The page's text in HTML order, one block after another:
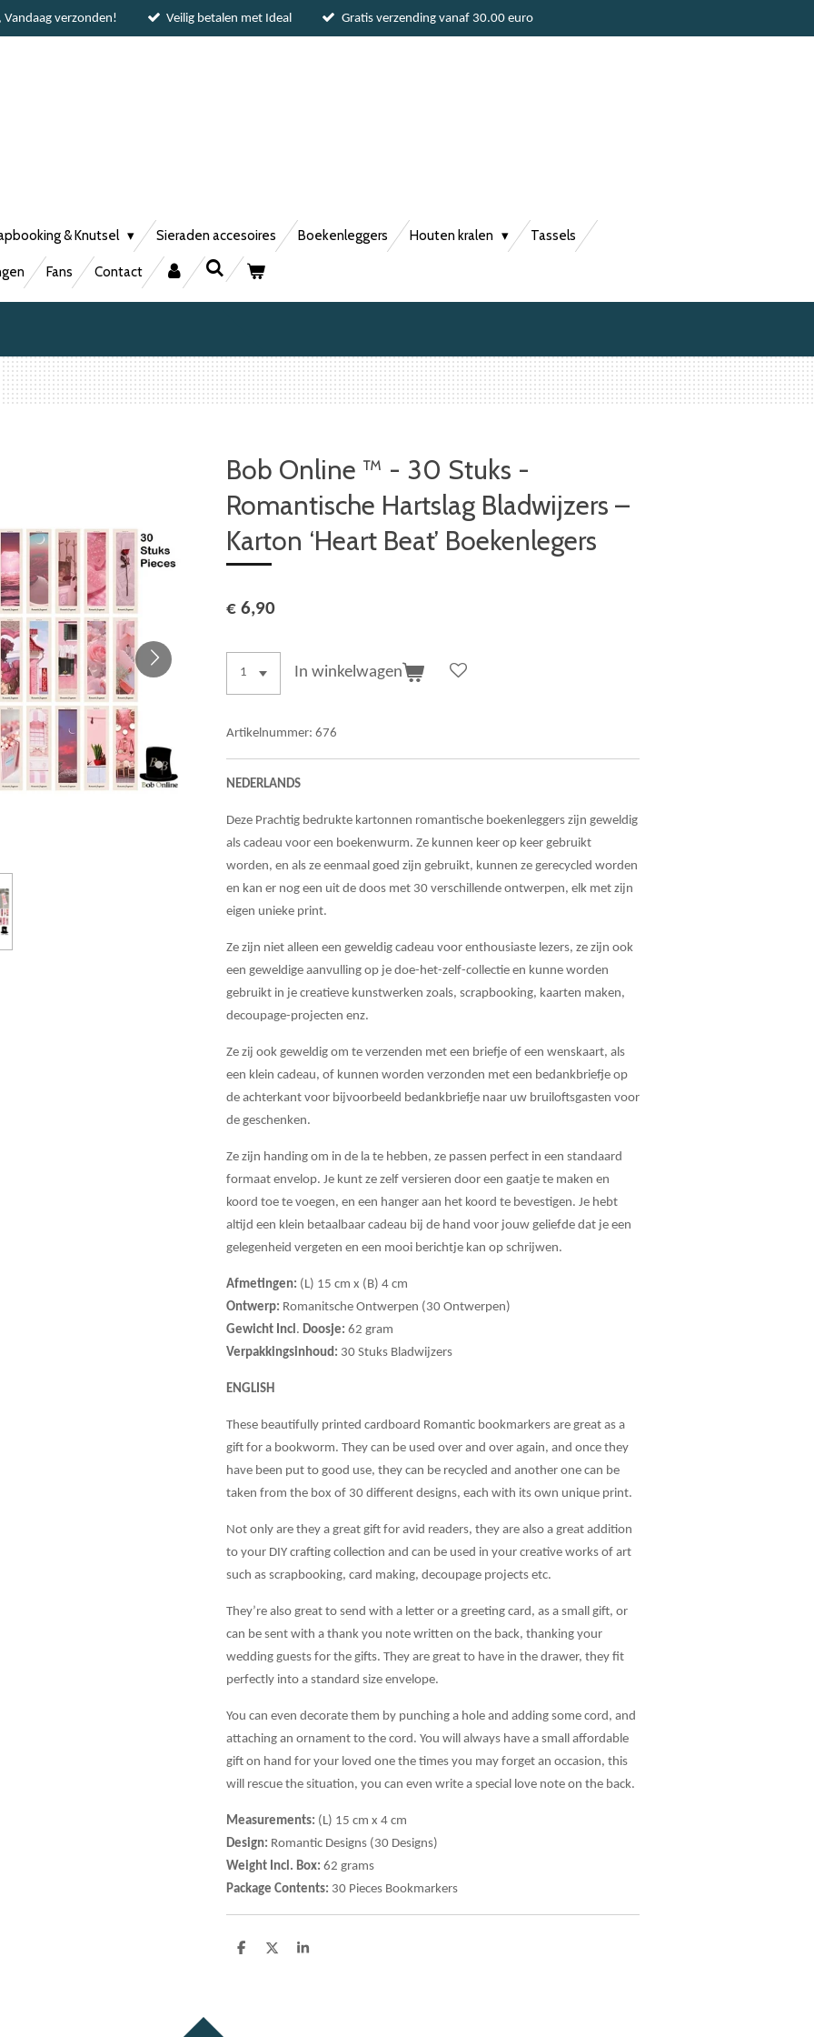
verzonden! Veilig betalen met Ideal Gratis verzending vanaf 30.00 euro
& Knutsel Sieraden accesoires Boekenleggers Houten kralen Tassels
Fans Contact
Bob Online ™ - 30 Stuks -
Romantische Hartslag Bladwijzers –
Karton ‘Heart Beat’ Boekenlegers
€ 6,90
In winkelwagen
Artikelnummer: 676
NEDERLANDS
Deze Prachtig bedrukte kartonnen romantische boekenleggers zijn geweldig
als cadeau voor een boekenwurm. Ze kunnen keer op keer gebruikt
worden, en als ze eenmaal goed zijn gebruikt, kunnen ze gerecycled worden
en kan er nog een uit de doos met 30 verschillende ontwerpen, elk met zijn
eigen unieke print.
Ze zijn niet alleen een geweldig cadeau voor enthousiaste lezers, ze zijn ook
een geweldige aanvulling op je doe-het-zelf-collectie en kunne worden
gebruikt in je creatieve kunstwerken zoals, scrapbooking, kaarten maken,
decoupage-projecten enz.
Ze zij ook geweldig om te verzenden met een briefje of een wenskaart, als
een klein cadeau, of kunnen worden verzonden met een bedankbriefje op
de achterkant voor bijvoorbeeld bedankbriefje naar uw bruiloftsgasten voor
de geschenken.
Ze zijn handing om in de la te hebben, ze passen perfect in een standaard
formaat envelop. Je kunt ze zelf versieren door een gaatje te maken en
koord toe te voegen, en een hanger aan het koord te bevestigen. Je hebt
altijd een klein betaalbaar cadeau bij de hand voor jouw geliefde dat je een
gelegenheid vergeten en een mooi berichtje kan op schrijwen.
Afmetingen: (L) 15 cm x (B) 4 cm
Ontwerp: Romanitsche Ontwerpen (30 Ontwerpen)
Gewicht Incl . Doosje: 62 gram
Verpakkingsinhoud: 30 Stuks Bladwijzers
ENGLISH
These beautifully printed cardboard Romantic bookmarkers are great as a
gift for a bookworm. They can be used over and over again, and once they
have been put to good use, they can be recycled and another one can be
taken from the box of 30 different designs, each with its own unique print.
Not only are they a great gift for avid readers, they are also a great addition
to your DIY crafting collection and can be used in your creative works of art
such as scrapbooking, card making, decoupage projects etc.
They’re also great to send with a letter or a greeting card, as a small gift, or
can be sent with a thank you note written on the back, thanking your
wedding guests for the gifts. They are great to have in the drawer, they fit
perfectly into a standard size envelope.
You can even decorate them by punching a hole and adding some cord, and
attaching an ornament to the cord. You will always have a small affordable
gift on hand for your loved one the times you may forget an occasion, this
will rescue the situation, you can even write a special love note on the back.
Measurements: (L) 15 cm x 4 cm
Design: Romantic Designs (30 Designs)
Weight Incl. Box: 62 grams
Package Contents: 30 Pieces Bookmarkers
D
D
S